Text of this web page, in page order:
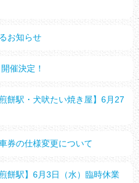
お知らせ
催決定！
餅駅・犬吠たい焼き屋】6月27
券の仕様変更について
餅駅】6月3日（水）臨時休業